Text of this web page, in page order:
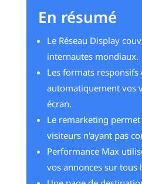
En résumé
Le Réseau Display
internautes mondiaux.
Les formats
automatiquement vos
écran.
Le remarketing
visiteurs n'ayant pas
Performance Max
vos annonces sur tous